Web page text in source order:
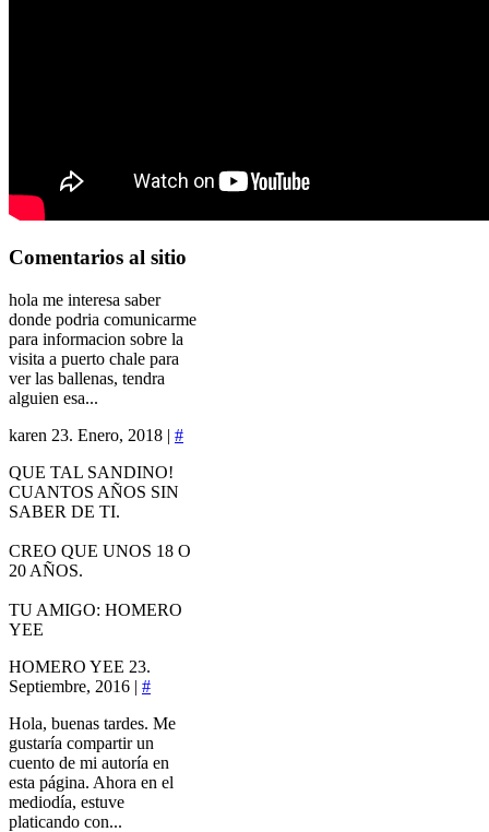
Comentarios al sitio
hola me interesa saber
donde podria comunicarme
para informacion sobre la
visita a puerto chale para
ver las ballenas, tendra
alguien esa...
karen 23. Enero, 2018 | #
QUE TAL SANDINO!
CUANTOS AÑOS SIN
SABER DE TI.
CREO QUE UNOS 18 O
20 AÑOS.
TU AMIGO: HOMERO
YEE
HOMERO YEE 23.
Septiembre, 2016 | #
Hola, buenas tardes. Me
gustaría compartir un
cuento de mi autoría en
esta página. Ahora en el
mediodía, estuve
platicando con...